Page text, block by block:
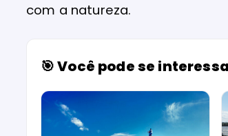
com a natureza.
🎯 Você pode se